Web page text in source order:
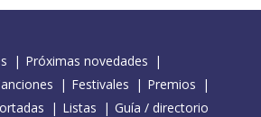
Próximas novedades
Festivales
Premios
Listas Guía / directorio